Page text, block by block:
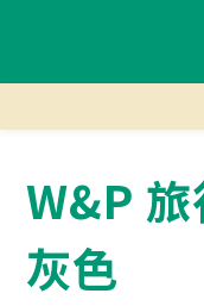
購物滿$400
使用FPS或銀行轉賬付
W&P
灰色